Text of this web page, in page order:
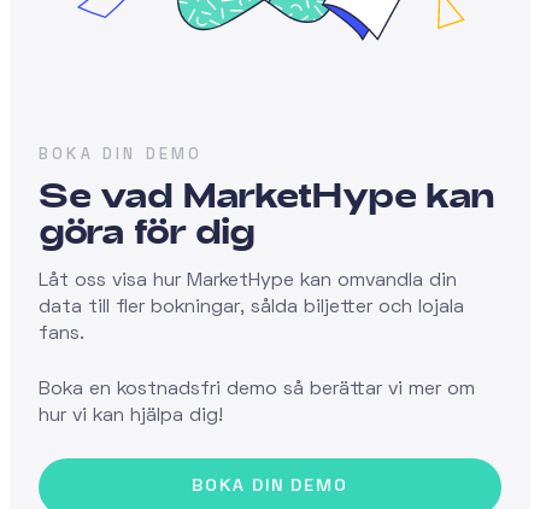
BOKA DIN DEMO
Se vad MarketHype kan
göra för dig
Låt oss visa hur MarketHype kan omvandla din
data till fler bokningar, sålda biljetter och lojala
fans.
Boka en kostnadsfri demo så berättar vi mer om
hur vi kan hjälpa dig!